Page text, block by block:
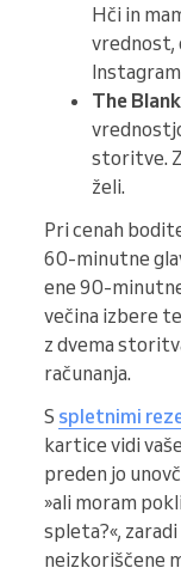
Hči in
vrednost,
The
storitve.
želi.
Pri cenah
60-minutne
ene 90-
večina izbere
z dvema
računanja.
S spletnimi
kartice vidi
preden jo
»ali moram
spleta?«,
neizkoriščene